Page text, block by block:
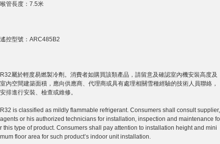
喉管長度：7.5米
遙控型號：ARC485B2
R32屬於輕度易燃製冷劑。消費者如購買該類產品，請留意及確認室內機安裝高度及
室內空間建築面積，應向供應商、代理商或具有處理相關雪種經驗的技術人員聯絡，
安排進行安裝、檢查或維修。
R32 is classified as mildly flammable refrigerant. Consumers shall consult supplier,
agents or his authorized technicians for installation, inspection and maintenance fo
r this type of product. Consumers shall pay attention to installation height and mini
mum floor area for such product’s indoor unit installation.